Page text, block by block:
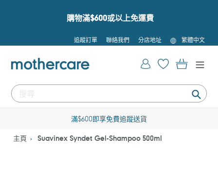
購物滿$600或以上免運費
追蹤訂單 聯絡我們 分店地址
語
言
繁體中文
提
登入 購物車
滿$600即享免費追蹤送貨
主頁 Suavinex Syndet Gel-Shampoo 500ml